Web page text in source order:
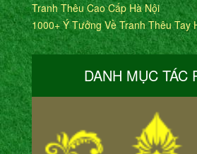
Tranh Thêu Cao Cấp Hà Nội
1000+ Ý Tưởng Về Tranh Thêu Tay
DANH MỤC TÁC